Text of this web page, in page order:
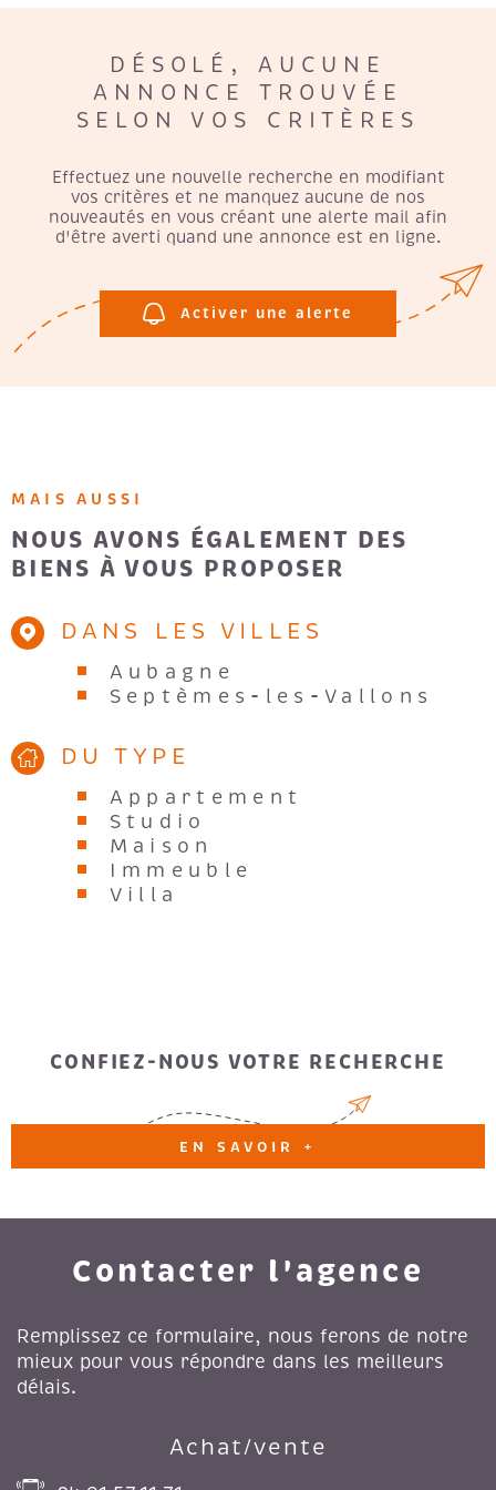
AVIS
DÉSOLÉ, AUCUNE
ANNONCE TROUVÉE
SELON VOS CRITÈRES
Effectuez une nouvelle recherche en modifiant
vos critères et ne manquez aucune de nos
nouveautés en vous créant une alerte mail afin
d'être averti quand une annonce est en ligne.
Activer une alerte
MAIS AUSSI
NOUS AVONS ÉGALEMENT DES
BIENS À VOUS PROPOSER
DANS LES VILLES
Aubagne
Septèmes-les-Vallons
DU TYPE
Appartement
Studio
Maison
Immeuble
Villa
CONFIEZ-NOUS VOTRE RECHERCHE
EN SAVOIR +
Contacter l'agence
Remplissez ce formulaire, nous ferons de notre
mieux pour vous répondre dans les meilleurs
délais.
Achat/vente
RÉFÉRENCE
DU
BIEN
EXTÉRIEUR
Terrasse
Balcon
Loggia
Jardin
RECHERCHER